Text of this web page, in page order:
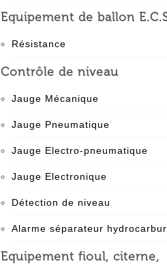
Equipement de ballon
Résistance
Contrôle de niveau
Jauge Mécanique
Jauge Pneumatique
Jauge Electro-pneumatique
Jauge Electronique
Détection de niveau
Alarme séparateur
Equipement fioul, citerne,